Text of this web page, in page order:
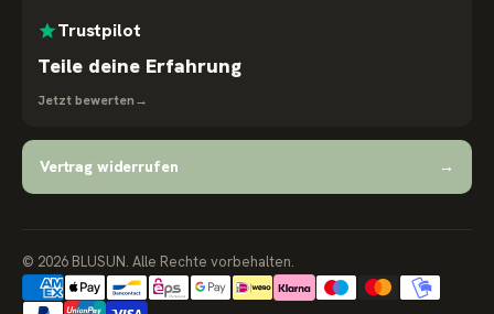
Trustpilot
Teile deine Erfahrung
Jetzt bewerten→
Vertrag widerrufen →
© 2026 BLUSUN. Alle Rechte vorbehalten.